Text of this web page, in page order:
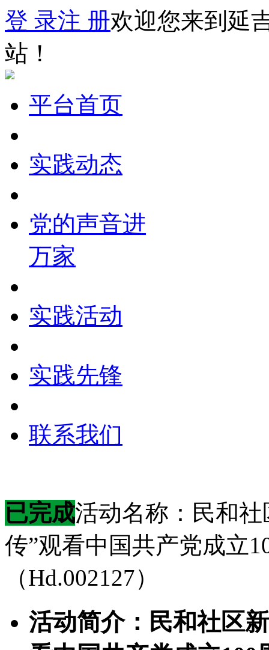
登 录注 册欢迎您来到延
站！
平台首页
实践动态
党的声音进
万家
实践活动
实践先锋
联系我们
已完成活动名称：民和
传”观看中国共产党成立
（Hd.002127）
活动简介：民和社区